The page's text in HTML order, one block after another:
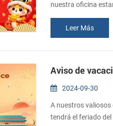
nuestra oficina
trabajo el 5 de
familia un año
Leer Más
Aviso de
2024-09-30
A nuestros valiosos
tendrá el feriado